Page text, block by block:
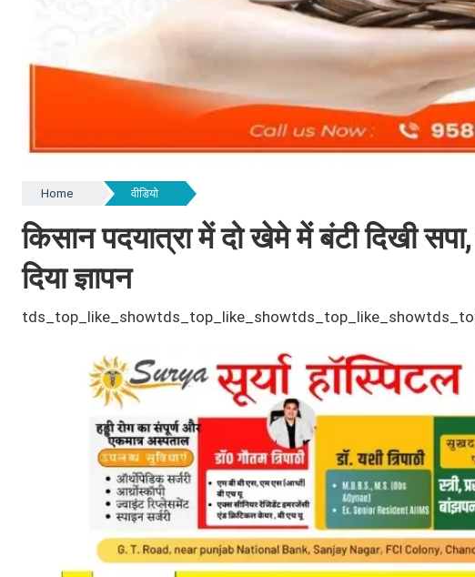
Home वीडियो
किसान पदयात्रा में दो खेमे में बंटी दिखी
दिया ज्ञापन